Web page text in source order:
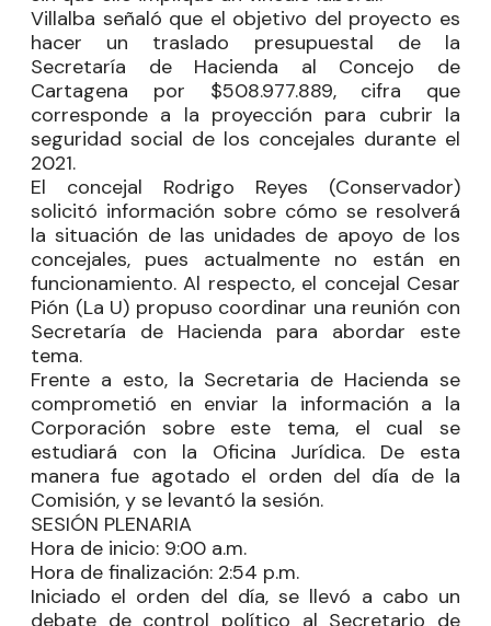
Villalba señaló que el objetivo del proyecto es
hacer un traslado presupuestal de la
Secretaría de Hacienda al Concejo de
Cartagena por $508.977.889, cifra que
corresponde a la proyección para cubrir la
seguridad social de los concejales durante el
2021.
El concejal Rodrigo Reyes (Conservador)
solicitó información sobre cómo se resolverá
la situación de las unidades de apoyo de los
concejales, pues actualmente no están en
funcionamiento. Al respecto, el concejal Cesar
Pión (La U) propuso coordinar una reunión con
Secretaría de Hacienda para abordar este
tema.
Frente a esto, la Secretaria de Hacienda se
comprometió en enviar la información a la
Corporación sobre este tema, el cual se
estudiará con la Oficina Jurídica. De esta
manera fue agotado el orden del día de la
Comisión, y se levantó la sesión.
SESIÓN PLENARIA
Hora de inicio: 9:00 a.m.
Hora de finalización: 2:54 p.m.
Iniciado el orden del día, se llevó a cabo un